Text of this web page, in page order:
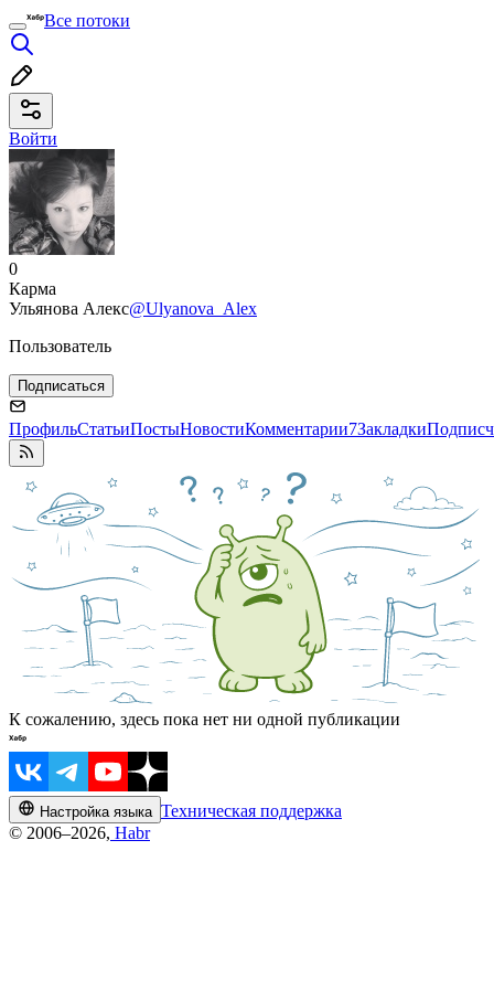
Все потоки
Войти
0
Карма
Ульянова Алекс@Ulyanova_Alex
Пользователь
Подписаться
ПрофильСтатьиПостыНовостиКомментарии7Закладки
К сожалению, здесь пока нет ни одной публикации
Настройка языка Техническая поддержка
© 2006–2026, Habr